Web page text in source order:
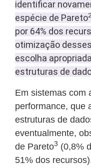
identificar
espécie de Pareto
por 64% dos
otimização
escolha
estruturas de
Em sistemas com
performance, que
estruturas de
eventualmente,
de Pareto3 (0,8%
51% dos